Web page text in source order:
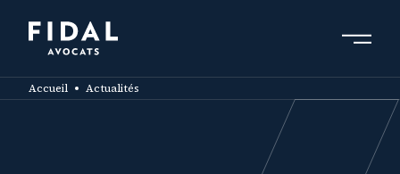
contenu
principal
Accueil Actualités